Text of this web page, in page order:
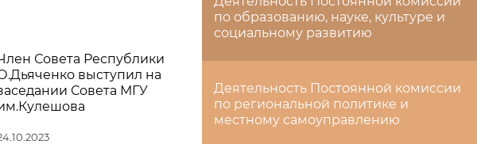
Совета Республики
выступил на
Совета МГУ
по образованию, науке, культуре и
социальному развитию
Деятельность Постоянной комиссии
по региональной политике и
местному самоуправлению